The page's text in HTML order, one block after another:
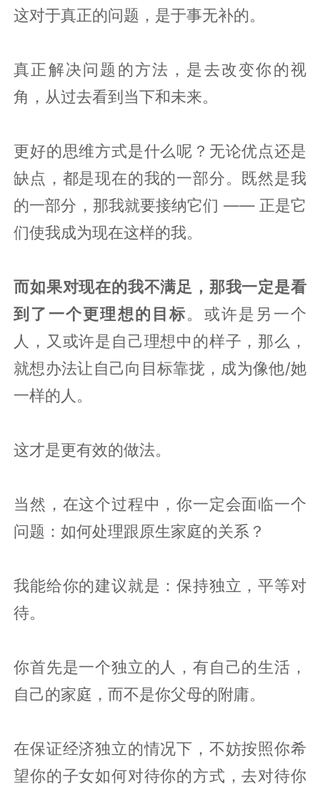
这对于真正的问题，是于事无补的。
真正解决问题的方法，是去改变你的视
角，从过去看到当下和未来。
更好的思维方式是什么呢？无论优点还是
缺点，都是现在的我的一部分。既然是我
的一部分，那我就要接纳它们 —— 正是它
们使我成为现在这样的我。
而如果对现在的我不满足，那我一定是看
到了一个更理想的目标。或许是另一个
人，又或许是自己理想中的样子，那么，
就想办法让自己向目标靠拢，成为像他/她
一样的人。
这才是更有效的做法。
当然，在这个过程中，你一定会面临一个
问题：如何处理跟原生家庭的关系？
我能给你的建议就是：保持独立，平等对
待。
你首先是一个独立的人，有自己的生活，
自己的家庭，而不是你父母的附庸。
在保证经济独立的情况下，不妨按照你希
望你的子女如何对待你的方式，去对待你